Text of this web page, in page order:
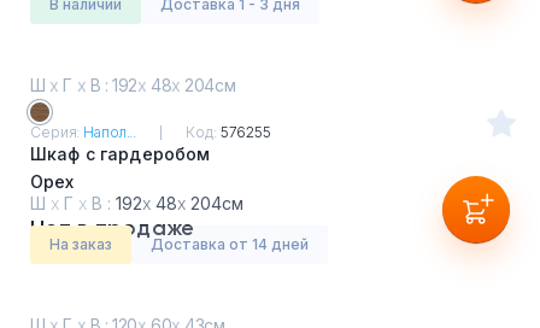
в наличии Доставка 1 - 3 дня
Ш х Г х В : 192х 48х 204см
Серия: Напол... Код: 576255
Шкаф с гардеробом
Орех
Ш х Г х В : 192х 48х 204см
Нет в продаже
На заказ Доставка от 14 дней